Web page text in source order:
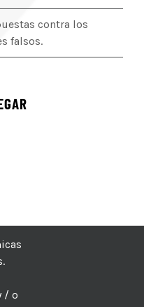
contra los
falsos.
/ o